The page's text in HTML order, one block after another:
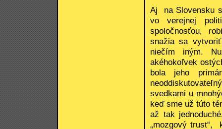
Aj na Slovensku
vo verejnej
spoločnosťou,
snažia sa
niečím iným.
akéhokoľvek
bola jeho
svedkami u
keď sme už túto
až tak
„mozgový trust“,